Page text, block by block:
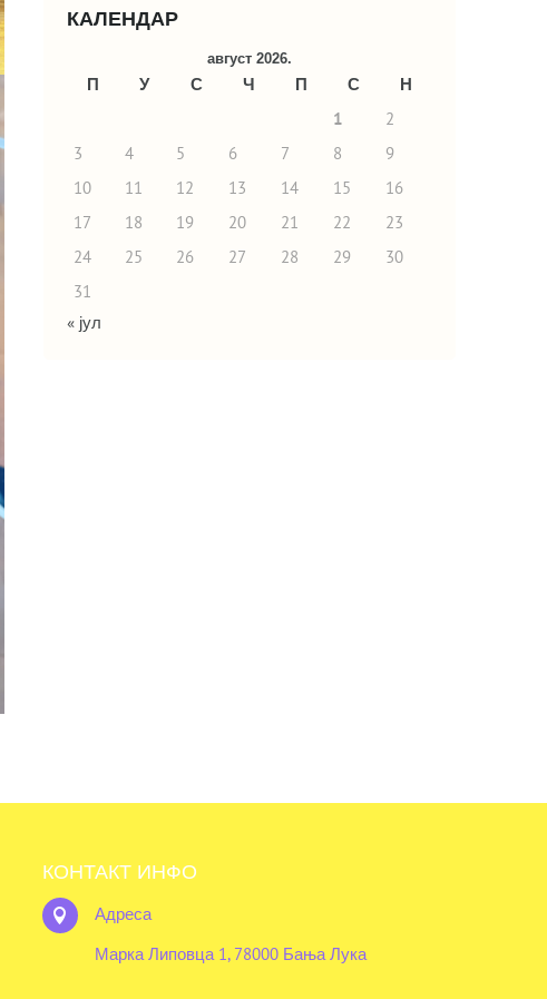
КАЛЕНДАР
август 2026.
П У С Ч П С
Н
1
2
3
4 5 6 7 8
9
10
11 12 13 14 15
16
17
18 19 20 21 22
23
24
25 26 27 28 29
30
31
« јул
КОНТАКТ ИНФО
 Адреса
Марка Липовца 1, 78000 Бања Лука